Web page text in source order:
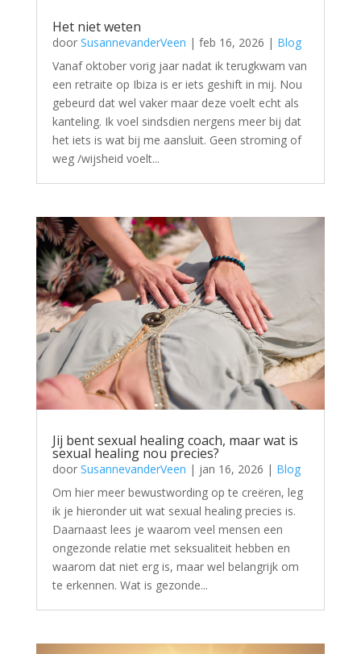
Het niet weten
door SusannevanderVeen | feb 16, 2026 | Blog
Vanaf oktober vorig jaar nadat ik terugkwam van
een retraite op Ibiza is er iets geshift in mij. Nou
gebeurd dat wel vaker maar deze voelt echt als
kanteling. Ik voel sindsdien nergens meer bij dat
het iets is wat bij me aansluit. Geen stroming of
weg /wijsheid voelt...
Jij bent sexual healing coach, maar wat is
sexual healing nou precies?
door SusannevanderVeen | jan 16, 2026 | Blog
Om hier meer bewustwording op te creëren, leg
ik je hieronder uit wat sexual healing precies is.
Daarnaast lees je waarom veel mensen een
ongezonde relatie met seksualiteit hebben en
waarom dat niet erg is, maar wel belangrijk om
te erkennen. Wat is gezonde...